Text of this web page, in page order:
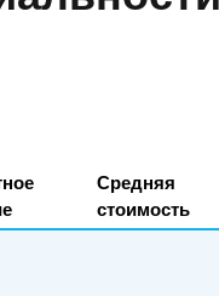
Средняя
стоимость